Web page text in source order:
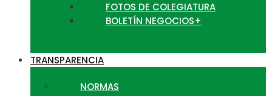
FOTOS DE COLEGIATURA
BOLETÍN NEGOCIOS+
TRANSPARENCIA
NORMAS